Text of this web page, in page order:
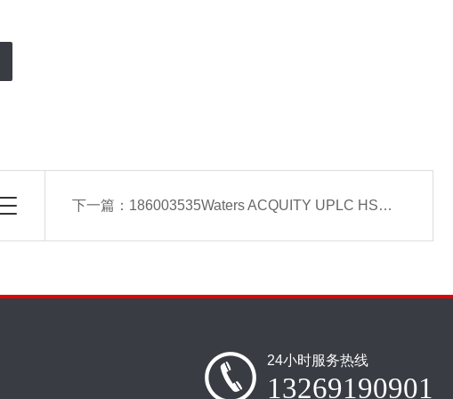
下一篇： 186003535Waters ACQUITY UPLC HSS T3 色谱柱
24小时服务热线
13269190901